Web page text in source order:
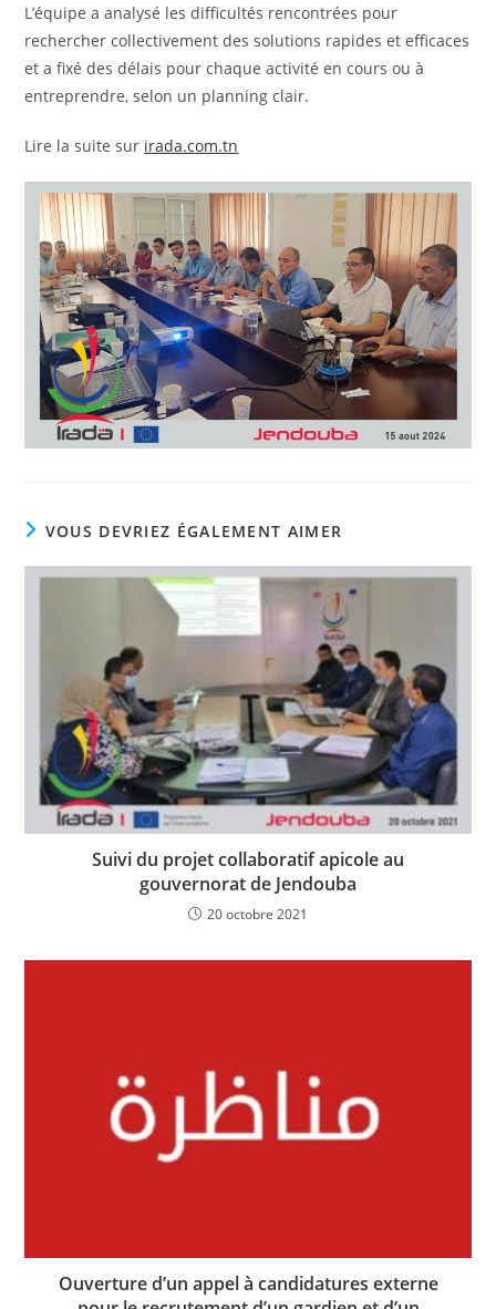
L’équipe a analysé les difficultés rencontrées pour
rechercher collectivement des solutions rapides et efficaces
et a fixé des délais pour chaque activité en cours ou à
entreprendre, selon un planning clair.
Lire la suite sur irada.com.tn
VOUS DEVRIEZ ÉGALEMENT AIMER
Suivi du projet collaboratif apicole au
gouvernorat de Jendouba
20 octobre 2021
Ouverture d’un appel à candidatures externe